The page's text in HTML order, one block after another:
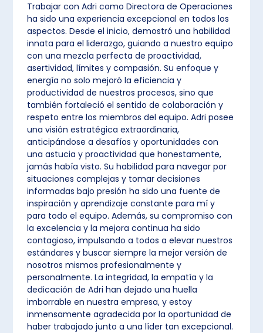
Trabajar con Adri como Directora de Operaciones
ha sido una experiencia excepcional en todos los
aspectos. Desde el inicio, demostró una habilidad
innata para el liderazgo, guiando a nuestro equipo
con una mezcla perfecta de proactividad,
asertividad, límites y compasión. Su enfoque y
energía no solo mejoró la eficiencia y
productividad de nuestros procesos, sino que
también fortaleció el sentido de colaboración y
respeto entre los miembros del equipo. Adri posee
una visión estratégica extraordinaria,
anticipándose a desafíos y oportunidades con
una astucia y proactividad que honestamente,
jamás había visto. Su habilidad para navegar por
situaciones complejas y tomar decisiones
informadas bajo presión ha sido una fuente de
inspiración y aprendizaje constante para mí y
para todo el equipo. Además, su compromiso con
la excelencia y la mejora continua ha sido
contagioso, impulsando a todos a elevar nuestros
estándares y buscar siempre la mejor versión de
nosotros mismos profesionalmente y
personalmente. La integridad, la empatía y la
dedicación de Adri han dejado una huella
imborrable en nuestra empresa, y estoy
inmensamente agradecida por la oportunidad de
haber trabajado junto a una líder tan excepcional.